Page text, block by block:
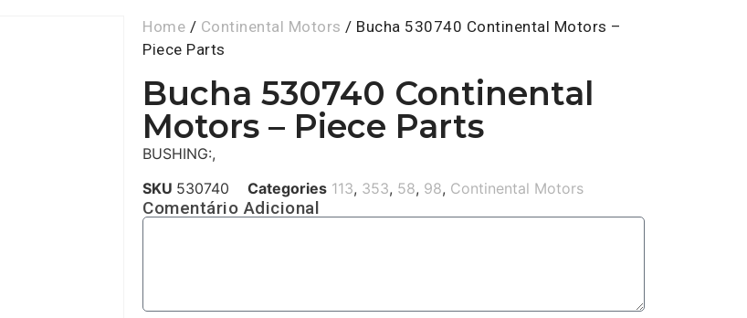
Home / Continental Motors / Bucha 530740 Continental Motors –
Piece Parts
Bucha 530740 Continental
Motors – Piece Parts
BUSHING:,
SKU 530740 Categories 113, 353, 58, 98, Continental Motors
Comentário Adicional